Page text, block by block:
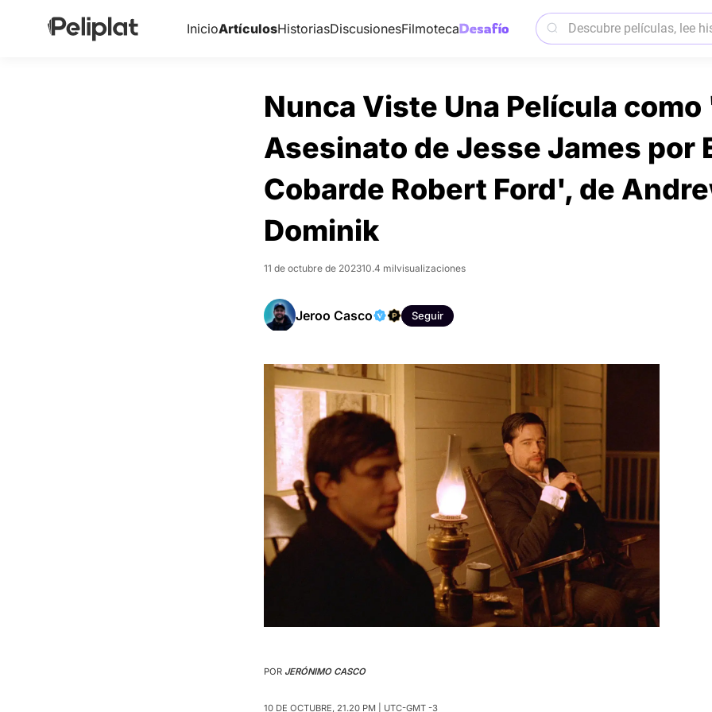
InicioArtículosHistoriasDiscusionesFilmoteca
Nunca Viste Una Película como
Asesinato de Jesse James por
Cobarde Robert Ford', de
Dominik
11 de octubre de 202310.4 milvisualizaciones
Jeroo Casco Seguir
POR JERÓNIMO CASCO
10 DE OCTUBRE, 21.20 PM | UTC-GMT -3